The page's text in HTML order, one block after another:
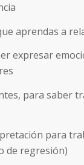
aprendas a
expresar
para saber
para
de regresión)